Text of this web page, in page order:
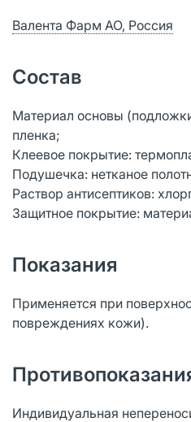
Валента Фарм АО, Россия
Состав
Материал основы
пленка;
Клеевое покрытие:
Подушечка: нетканое
Раствор антисептиков:
Защитное покрытие:
Показания
Применяется при
повреждениях кожи).
Индивидуальная